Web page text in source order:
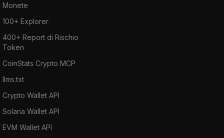
Monete
100+ Explorer
400+ Report di Rischio
Token
CoinStats Crypto MCP
llms.txt
Crypto Wallet API
Solana Wallet API
EVM Wallet API